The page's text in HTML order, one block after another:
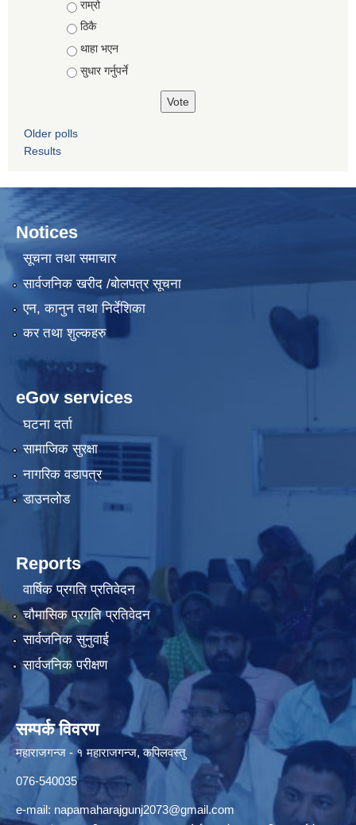
Choices
राम्रो
ठिकै
थाहा भएन
सुधार गर्नुपर्ने
Older polls
Results
Notices
सूचना तथा समाचार
सार्वजनिक खरीद /बोलपत्र सूचना
एन, कानुन तथा निर्देशिका
कर तथा शुल्कहरु
eGov services
घटना दर्ता
सामाजिक सुरक्षा
नागरिक वडापत्र
डाउनलोड
Reports
वार्षिक प्रगति प्रतिवेदन
चौमासिक प्रगति प्रतिवेदन
सार्वजनिक सुनुवाई
सार्वजनिक परीक्षण
सम्पर्क विवरण
महाराजगन्ज - १ महाराजगन्ज, कपिलवस्तु
076-540035
e-mail: napamaharajgunj2073@gmail.com